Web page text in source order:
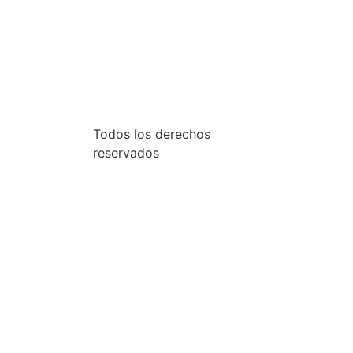
Todos los derechos
reservados